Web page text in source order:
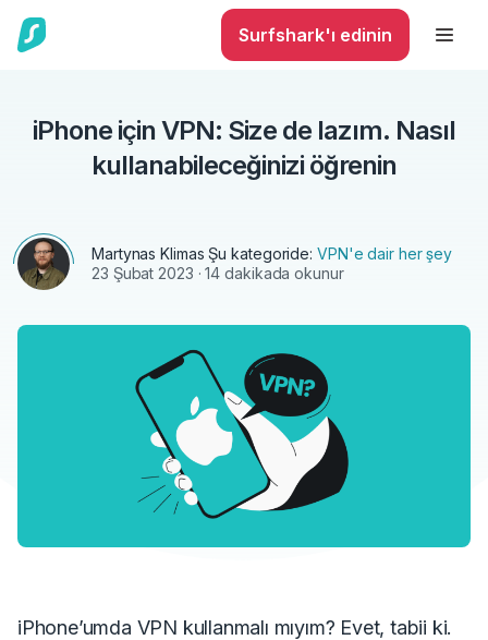
Surfshark'ı edinin
iPhone için VPN: Size de lazım. Nasıl
kullanabileceğinizi öğrenin
Martynas Klimas Şu kategoride: VPN'e dair her şey
23 Şubat 2023 · 14 dakikada okunur
iPhone’umda VPN kullanmalı mıyım? Evet, tabii ki.